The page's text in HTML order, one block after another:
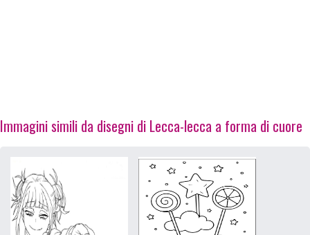
Immagini simili da disegni di Lecca-lecca a forma di cuore